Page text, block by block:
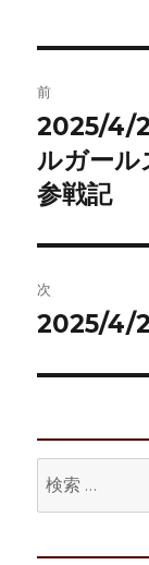
稿
ナ
ビ
ゲ
ー
ン
前
前
の
投
2025/4/
ルガール
参戦記
次
次
投
2025/4/